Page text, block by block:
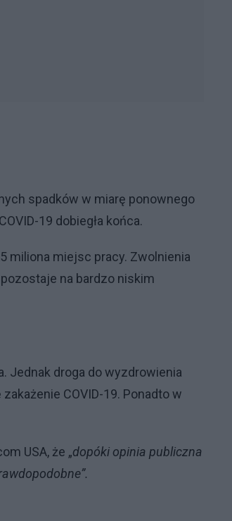
spadków w miarę ponownego
19 dobiegła końca.
miliona miejsc pracy. Zwolnienia
na bardzo niskim
Jednak droga do wyzdrowienia
COVID-19. Ponadto w
USA, że „dopóki opinia publiczna